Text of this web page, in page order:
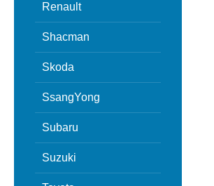
Renault
Shacman
Skoda
SsangYong
Subaru
Suzuki